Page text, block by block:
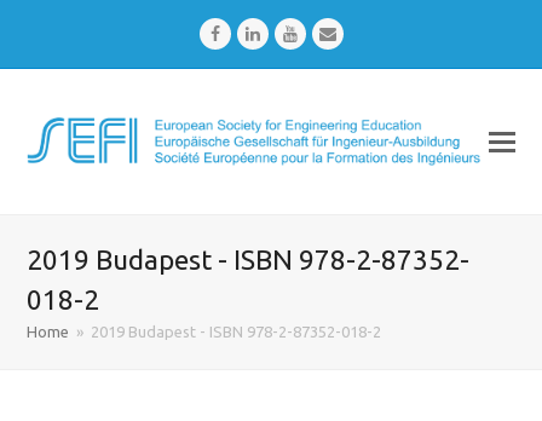
FacebookLinkedInYoutubeEmail
2019 Budapest - ISBN 978-2-87352-
018-2
Home » 2019 Budapest - ISBN 978-2-87352-018-2